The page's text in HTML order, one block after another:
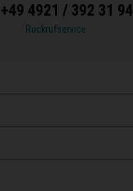
+49 4921 / 392 31 94
Rückrufservice